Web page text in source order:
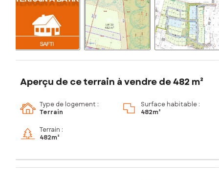
Aperçu de ce terrain à vendre de 482 m²
Type de logement :
Terrain
Surface habitable :
482m²
Terrain :
482m²